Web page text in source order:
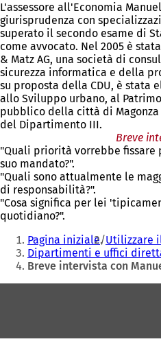
L'assessore all'Economia
giurisprudenza con
superato il secondo esame di
come avvocato. Nel 2005 è
& Matz AG, una società di
sicurezza informatica e della
su proposta della CDU, è stata
allo Sviluppo urbano, al
pubblico della città di
del Dipartimento III.
Breve
"Quali priorità vorrebbe fissare
suo mandato?".
"Quali sono attualmente le
di responsabilità?".
"Cosa significa per lei
quotidiano?".
Siete
qui:
Pagina iniziale Utilizzare
Dipartimenti e uffici
Breve intervista con